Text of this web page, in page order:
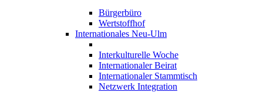
Bürgerbüro
Wertstoffhof
Internationales Neu-Ulm
Interkulturelle Woche
Internationaler Beirat
Internationaler Stammtisch
Netzwerk Integration